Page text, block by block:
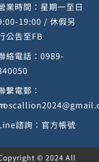
業時間：星期一至日
19:00 / 休假另
公告至FB
絡電話：0989-
繫電郵：
諮詢：官方帳號
© 2024 All